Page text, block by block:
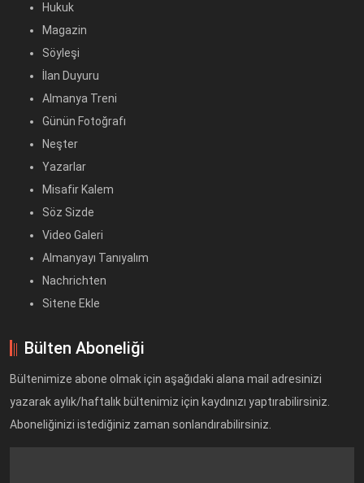
Hukuk
Magazin
Söyleşi
İlan Duyuru
Almanya Treni
Günün Fotoğrafı
Neşter
Yazarlar
Misafir Kalem
Söz Sizde
Video Galeri
Almanyayı Tanıyalım
Nachrichten
Sitene Ekle
Bülten Aboneliği
Bültenimize abone olmak için aşağıdaki alana mail adresinizi
yazarak aylık/haftalık bültenimiz için kaydınızı yaptırabilirsiniz.
Aboneliğinizi istediğiniz zaman sonlandırabilirsiniz.